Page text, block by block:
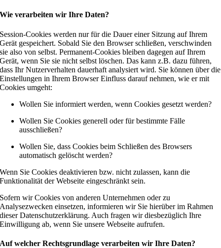
Wie verarbeiten wir Ihre Daten?
Session-Cookies werden nur für die Dauer einer Sitzung auf Ihrem
Gerät gespeichert. Sobald Sie den Browser schließen, verschwinden
sie also von selbst. Permanent-Cookies bleiben dagegen auf Ihrem
Gerät, wenn Sie sie nicht selbst löschen. Das kann z.B. dazu führen,
dass Ihr Nutzerverhalten dauerhaft analysiert wird. Sie können über die
Einstellungen in Ihrem Browser Einfluss darauf nehmen, wie er mit
Cookies umgeht:
Wollen Sie informiert werden, wenn Cookies gesetzt werden?
Wollen Sie Cookies generell oder für bestimmte Fälle
ausschließen?
Wollen Sie, dass Cookies beim Schließen des Browsers
automatisch gelöscht werden?
Wenn Sie Cookies deaktivieren bzw. nicht zulassen, kann die
Funktionalität der Webseite eingeschränkt sein.
Sofern wir Cookies von anderen Unternehmen oder zu
Analysezwecken einsetzen, informieren wir Sie hierüber im Rahmen
dieser Datenschutzerklärung. Auch fragen wir diesbezüglich Ihre
Einwilligung ab, wenn Sie unsere Webseite aufrufen.
Auf welcher Rechtsgrundlage verarbeiten wir Ihre Daten?